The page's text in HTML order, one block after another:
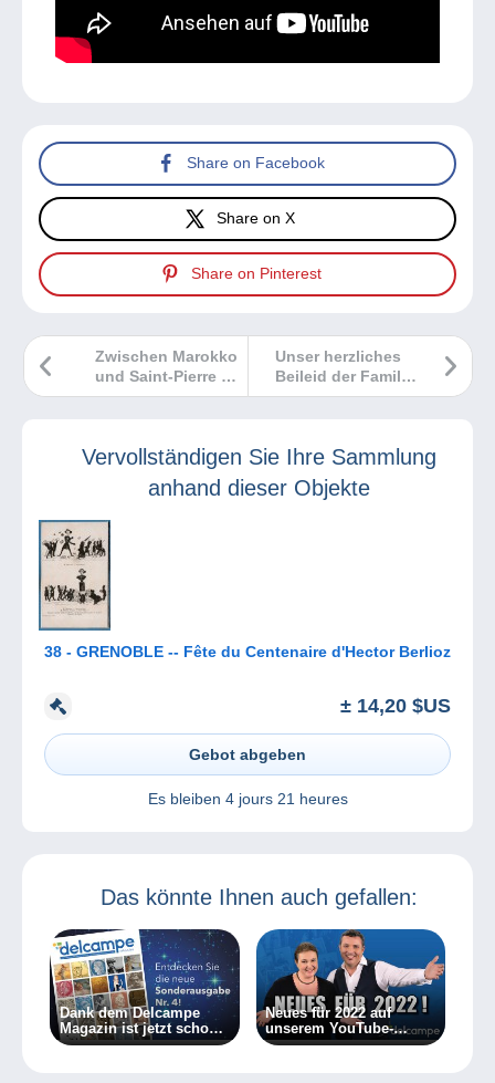
Share on Facebook
Share on X
Share on Pinterest
Unser herzliches
Beileid der Familie
Vaccari.
Zwischen Marokko
und Saint-Pierre &
Miquelon eine
Vervollständigen Sie Ihre Sammlung
anhand dieser Objekte
38 - GRENOBLE -- Fête du Centenaire d'Hector Berlioz
± 14,20 $US
Gebot abgeben
Es bleiben 4 jours 21 heures
Das könnte Ihnen auch gefallen:
Dank dem Delcampe
Magazin ist jetzt schon
Weihnachten!
Neues für 2022 auf
unserem YouTube-
Kanal!